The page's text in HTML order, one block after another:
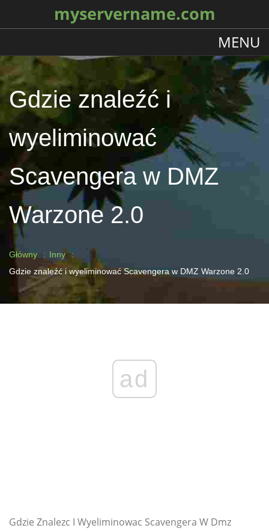
myservername.com
MENU
Gdzie znaleźć i
wyeliminować
Scavengera w DMZ
Warzone 2.0
Główny
Inny
Gdzie znaleźć i wyeliminować Scavengera w DMZ Warzone 2.0
ad
Gdzie Znalezc I Wyeliminowac Scavengera W Dmz